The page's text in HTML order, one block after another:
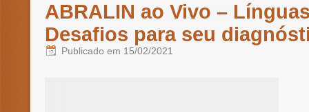
ABRALIN ao Vivo –
Desafios para seu
Publicado em 15/02/2021